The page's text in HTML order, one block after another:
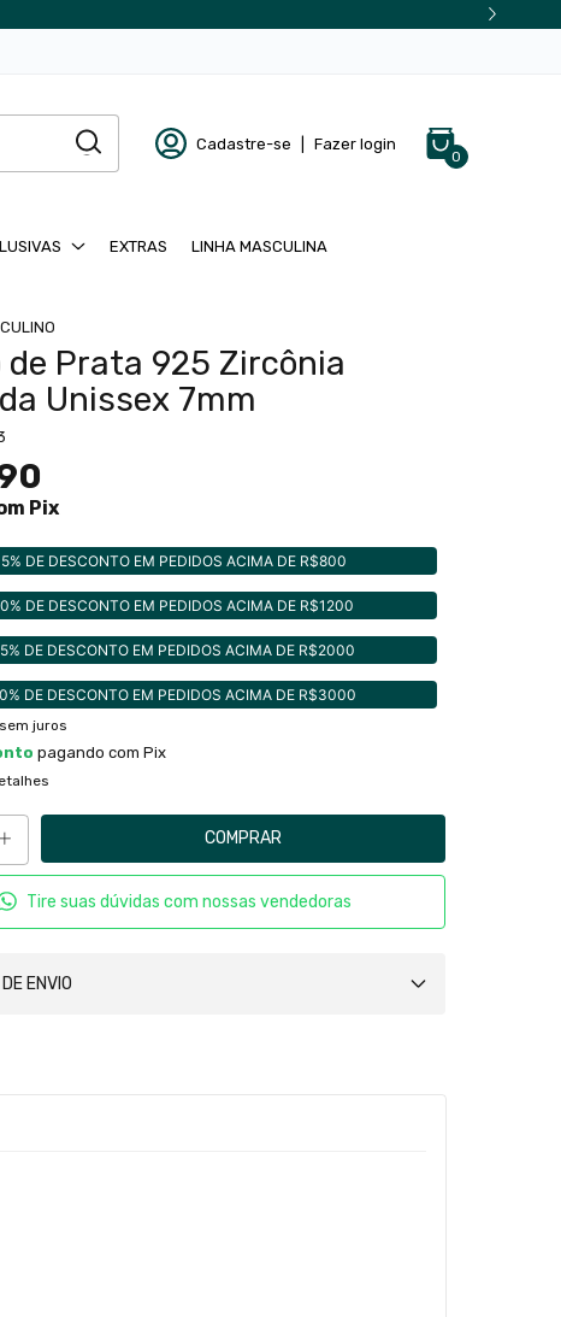
Cadastre-se Fazer login
0
EXTRAS LINHA MASCULINA
de Prata 925 Zircônia
Unissex 7mm
Pix
5% DE DESCONTO EM PEDIDOS ACIMA DE R$800
DE DESCONTO EM PEDIDOS ACIMA DE R$1200
DE DESCONTO EM PEDIDOS ACIMA DE R$2000
DE DESCONTO EM PEDIDOS ACIMA DE R$3000
sem juros
pagando com Pix
Tire suas dúvidas com nossas vendedoras
ENVIO